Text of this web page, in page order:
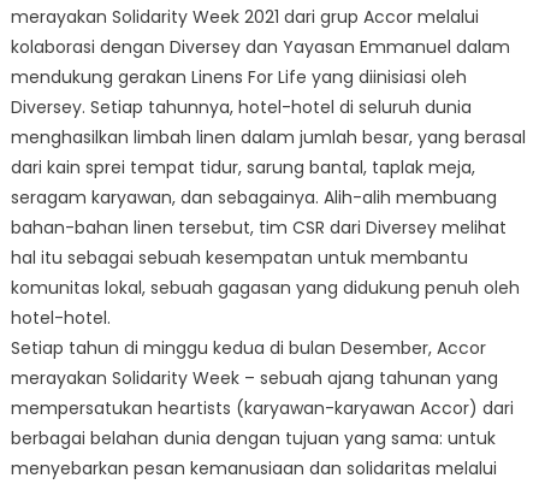
merayakan Solidarity Week 2021 dari grup Accor melalui
kolaborasi dengan Diversey dan Yayasan Emmanuel dalam
mendukung gerakan Linens For Life yang diinisiasi oleh
Diversey. Setiap tahunnya, hotel-hotel di seluruh dunia
menghasilkan limbah linen dalam jumlah besar, yang berasal
dari kain sprei tempat tidur, sarung bantal, taplak meja,
seragam karyawan, dan sebagainya. Alih-alih membuang
bahan-bahan linen tersebut, tim CSR dari Diversey melihat
hal itu sebagai sebuah kesempatan untuk membantu
komunitas lokal, sebuah gagasan yang didukung penuh oleh
hotel-hotel.
Setiap tahun di minggu kedua di bulan Desember, Accor
merayakan Solidarity Week – sebuah ajang tahunan yang
mempersatukan heartists (karyawan-karyawan Accor) dari
berbagai belahan dunia dengan tujuan yang sama: untuk
menyebarkan pesan kemanusiaan dan solidaritas melalui